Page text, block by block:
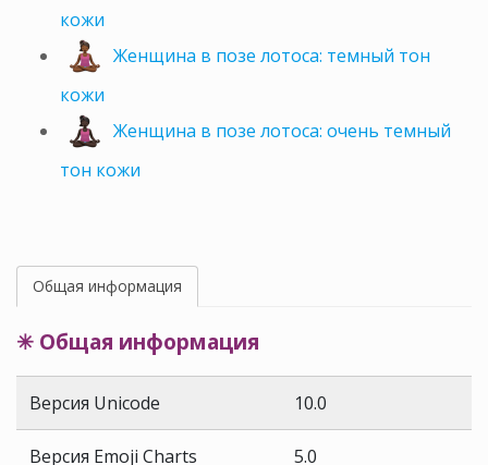
кожи
Женщина в позе лотоса: темный тон
кожи
Женщина в позе лотоса: очень темный
тон кожи
Общая информация
✳ Общая информация
Версия Unicode 10.0
Версия Emoji Charts 5.0